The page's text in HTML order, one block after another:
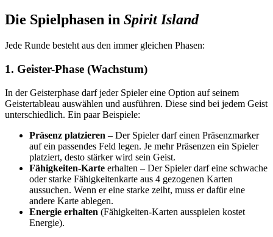
Die Spielphasen in Spirit Island
Jede Runde besteht aus den immer gleichen Phasen:
1. Geister-Phase (Wachstum)
In der Geisterphase darf jeder Spieler eine Option auf seinem
Geistertableau auswählen und ausführen. Diese sind bei jedem Geist
unterschiedlich. Ein paar Beispiele:
Präsenz platzieren – Der Spieler darf einen Präsenzmarker
auf ein passendes Feld legen. Je mehr Präsenzen ein Spieler
platziert, desto stärker wird sein Geist.
Fähigkeiten-Karte erhalten – Der Spieler darf eine schwache
oder starke Fähigkeitenkarte aus 4 gezogenen Karten
aussuchen. Wenn er eine starke zeiht, muss er dafür eine
andere Karte ablegen.
Energie erhalten (Fähigkeiten-Karten ausspielen kostet
Energie).